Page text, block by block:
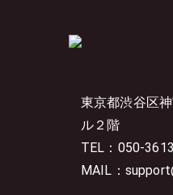
東京都渋谷区
ル２階
TEL：050-
MAIL：